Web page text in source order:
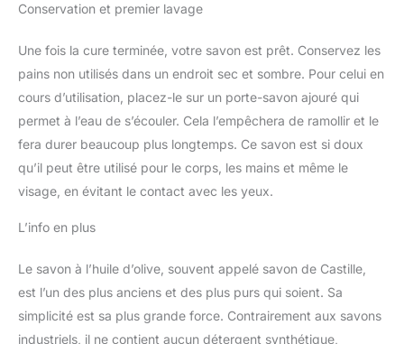
Conservation et premier lavage
Une fois la cure terminée, votre savon est prêt. Conservez les
pains non utilisés dans un endroit sec et sombre. Pour celui en
cours d’utilisation, placez-le sur un porte-savon ajouré qui
permet à l’eau de s’écouler. Cela l’empêchera de ramollir et le
fera durer beaucoup plus longtemps. Ce savon est si doux
qu’il peut être utilisé pour le corps, les mains et même le
visage, en évitant le contact avec les yeux.
L’info en plus
Le savon à l’huile d’olive, souvent appelé savon de Castille,
est l’un des plus anciens et des plus purs qui soient. Sa
simplicité est sa plus grande force. Contrairement aux savons
industriels, il ne contient aucun détergent synthétique,